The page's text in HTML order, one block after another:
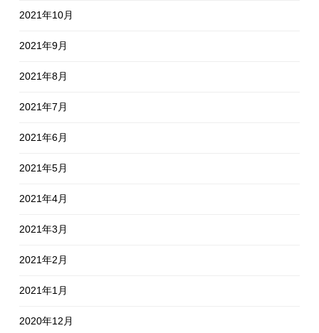
2021年10月
2021年9月
2021年8月
2021年7月
2021年6月
2021年5月
2021年4月
2021年3月
2021年2月
2021年1月
2020年12月